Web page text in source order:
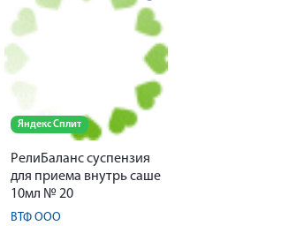
Яндекс Сплит
РелиБаланс суспензия
для приема внутрь саше
10мл № 20
ВТФ ООО